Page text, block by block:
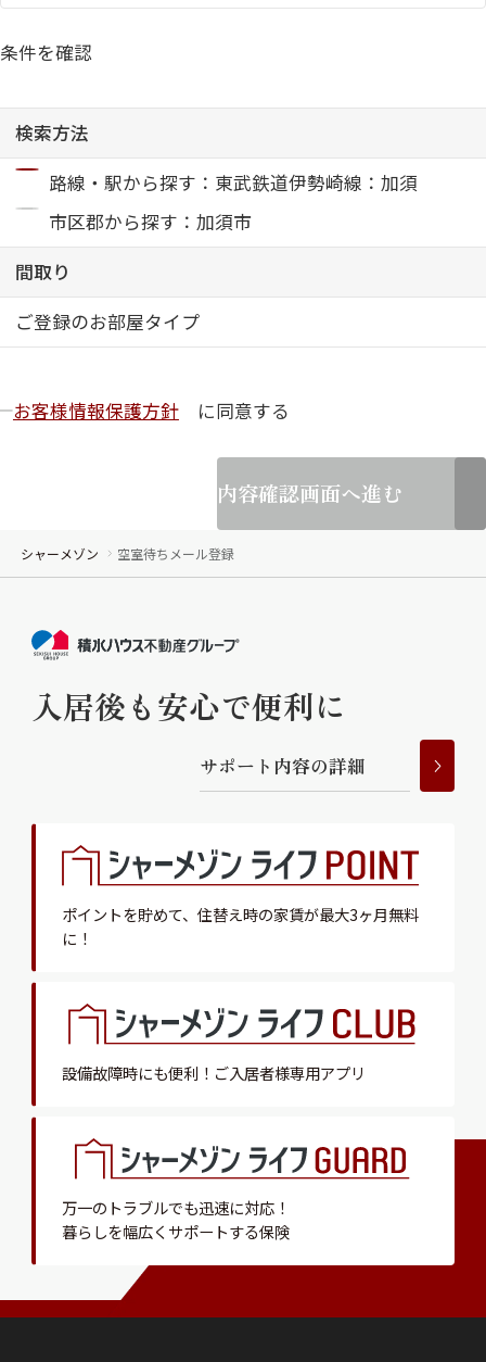
ルームツアー
ShaMaison STYLE
シャーメゾンショップを探す
らくらく内見
シャーメゾンライフサポート
自立型サービス付き・シニア向け
シャーメゾンライフ GUARD
条件を確認
検索方法
路線・駅から探す：東武鉄道伊勢崎線：加須
市区郡から探す：加須市
間取り
ご登録のお部屋タイプ
お客様情報保護方針 に同意する
内容確認画面へ進む
シャーメゾン 空室待ちメール登録
入居後も安心で便利に
サポー ト 内容の詳細
ポイントを貯めて、 住替え時の家賃が最大3ヶ月無料
に！
設備故障時にも便利！ ご入居者様専用アプリ
万一のトラブルでも迅速に対応！
暮らしを幅広くサポートする保険